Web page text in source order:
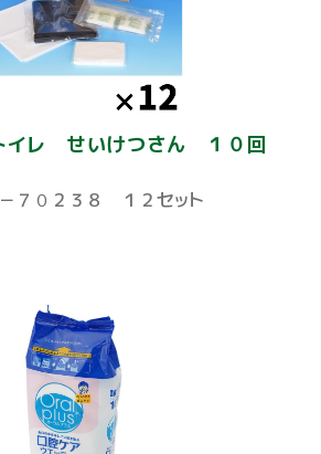
イレ せいけつさん １０回
７０２３８ １２セット